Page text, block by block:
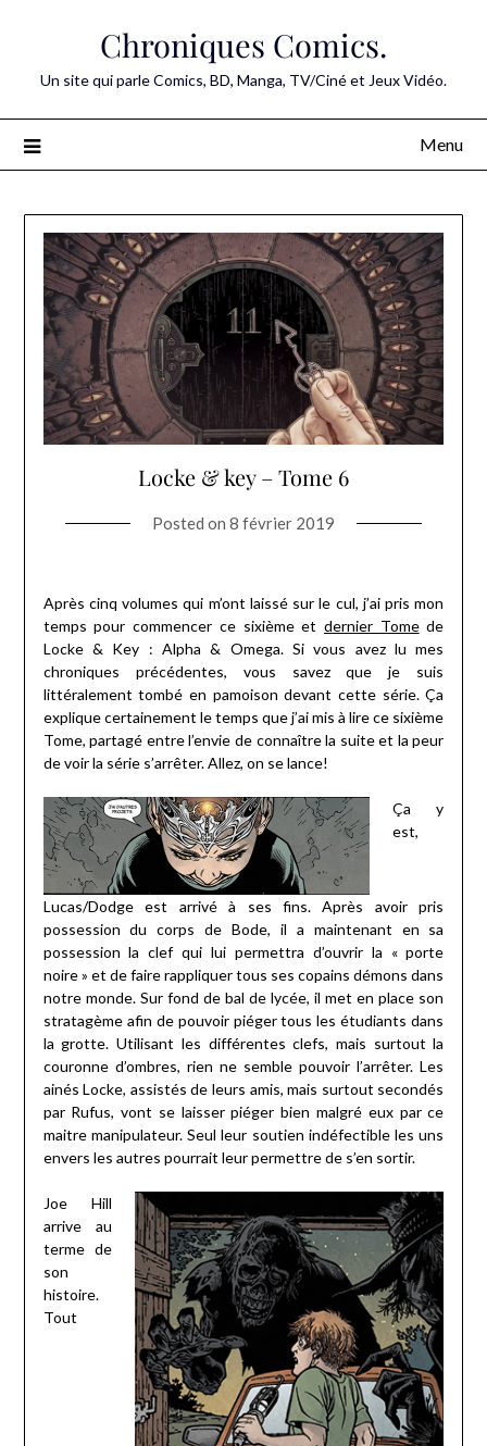
Chroniques Comics.
Un site qui parle Comics, BD, Manga, TV/Ciné et Jeux Vidéo.
Menu
Locke & key – Tome 6
Posted on 8 février 2019
Après cinq volumes qui m’ont laissé sur le cul, j’ai pris mon
temps pour commencer ce sixième et dernier Tomede
Locke & Key : Alpha & Omega. Si vous avez lu mes
chroniques précédentes, vous savez que je suis
littéralement tombé en pamoison devant cette série. Ça
explique certainement le temps que j’ai mis à lire ce sixième
Tome, partagé entre l’envie de connaître la suite et la peur
de voir la série s’arrêter. Allez, on se lance!
Ça y
est,
Lucas/Dodge est arrivé à ses fins. Après avoir pris
possession du corps de Bode, il a maintenant en sa
possession la clef qui lui permettra d’ouvrir la « porte
noire » et de faire rappliquer tous ses copains démons dans
notre monde. Sur fond de bal de lycée, il met en place son
stratagème afin de pouvoir piéger tous les étudiants dans
la grotte. Utilisant les différentes clefs, mais surtout la
couronne d’ombres, rien ne semble pouvoir l’arrêter. Les
ainés Locke, assistés de leurs amis, mais surtout secondés
par Rufus, vont se laisser piéger bien malgré eux par ce
maitre manipulateur. Seul leur soutien indéfectible les uns
envers les autres pourrait leur permettre de s’en sortir.
Joe Hill
arrive au
terme de
son
histoire.
Tout